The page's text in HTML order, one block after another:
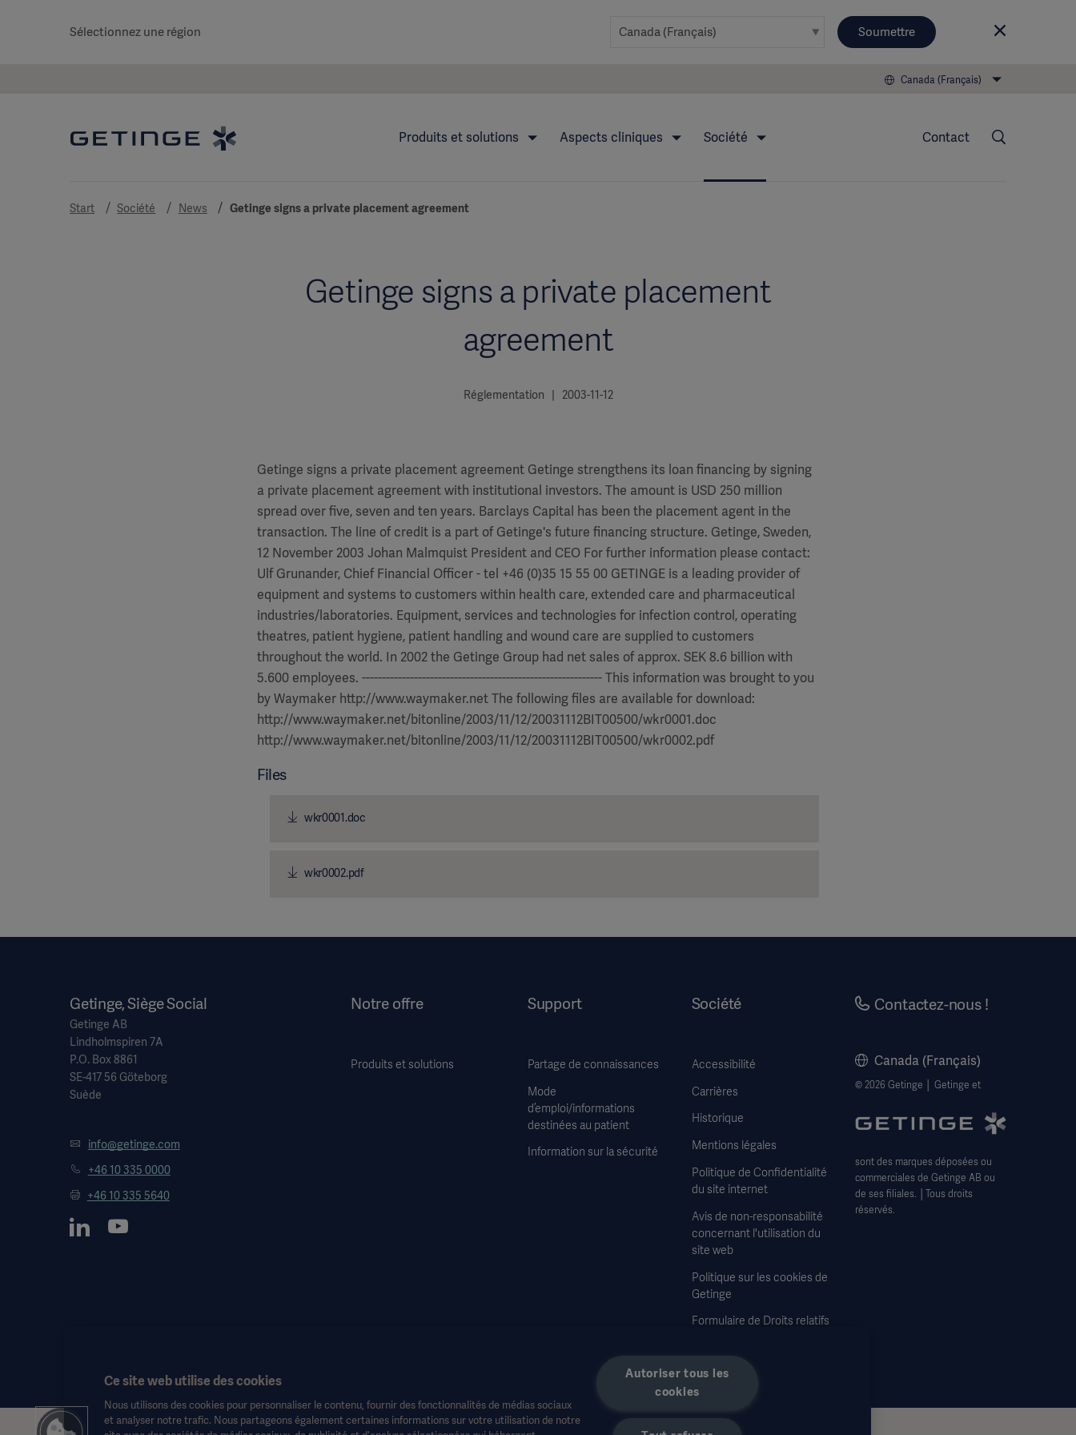
Sélectionnez une région Soumettre
Canada (Français)
Produits et solutions Aspects cliniques Société Contact
Start Société News Getinge signs a private placement agreement
Getinge signs a private placement
agreement
Réglementation | 2003-11-12
Getinge signs a private placement agreement Getinge strengthens its loan financing by signing
a private placement agreement with institutional investors. The amount is USD 250 million
spread over five, seven and ten years. Barclays Capital has been the placement agent in the
transaction. The line of credit is a part of Getinge's future financing structure. Getinge, Sweden,
12 November 2003 Johan Malmquist President and CEO For further information please contact:
Ulf Grunander, Chief Financial Officer - tel +46 (0)35 15 55 00 GETINGE is a leading provider of
equipment and systems to customers within health care, extended care and pharmaceutical
industries/laboratories. Equipment, services and technologies for infection control, operating
theatres, patient hygiene, patient handling and wound care are supplied to customers
throughout the world. In 2002 the Getinge Group had net sales of approx. SEK 8.6 billion with
5.600 employees. ------------------------------------------------------------ This information was brought to you
by Waymaker http://www.waymaker.net The following files are available for download:
http://www.waymaker.net/bitonline/2003/11/12/20031112BIT00500/wkr0001.doc
http://www.waymaker.net/bitonline/2003/11/12/20031112BIT00500/wkr0002.pdf
Files
wkr0001.doc
wkr0002.pdf
Getinge, Siège Social
Getinge AB
Lindholmspiren 7A
P.O. Box 8861
SE-417 56 Göteborg
Suède
info@getinge.com
+46 10 335 0000
+46 10 335 5640
Notre offre
Produits et solutions
Support
Partage de connaissances
Mode
d’emploi/informations
destinées au patient
Information sur la sécurité
Société
Accessibilité
Carrières
Historique
Mentions légales
Politique de Confidentialité
du site internet
Avis de non-responsabilité
concernant l'utilisation du
site web
Politique sur les cookies de
Getinge
Formulaire de Droits relatifs
Contactez-nous !
Canada (Français)
© 2026 Getinge │ Getinge et
sont des marques déposées ou
commerciales de Getinge AB ou
de ses filiales. │Tous droits
réservés.
Ce site web utilise des cookies
Nous utilisons des cookies pour personnaliser le contenu, fournir des fonctionnalités de médias sociaux
et analyser notre trafic. Nous partageons également certaines informations sur votre utilisation de notre
Autoriser tous les
cookies